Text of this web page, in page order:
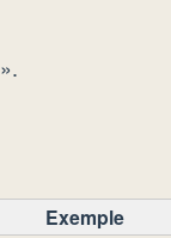
Exemple